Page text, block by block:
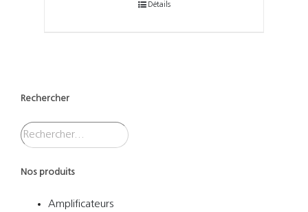
Détails
Rechercher
Nos produits
Amplificateurs